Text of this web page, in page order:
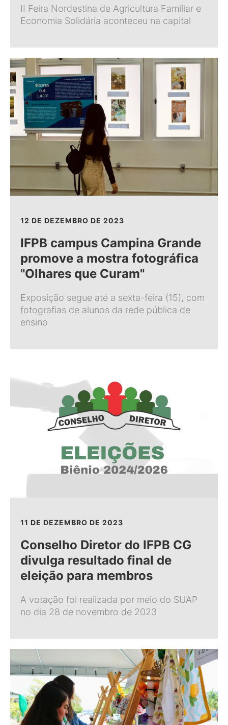
II Feira Nordestina de Agricultura Familiar e
Economia Solidária aconteceu na capital
12 DE DEZEMBRO DE 2023
IFPB campus Campina Grande
promove a mostra fotográfica
"Olhares que Curam"
Exposição segue até a sexta-feira (15), com
fotografias de alunos da rede pública de
ensino
11 DE DEZEMBRO DE 2023
Conselho Diretor do IFPB CG
divulga resultado final de
eleição para membros
A votação foi realizada por meio do SUAP
no dia 28 de novembro de 2023